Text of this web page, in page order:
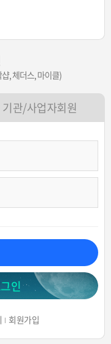
, 체더스, 마이클)
기관/사업자회원
인
회원가입